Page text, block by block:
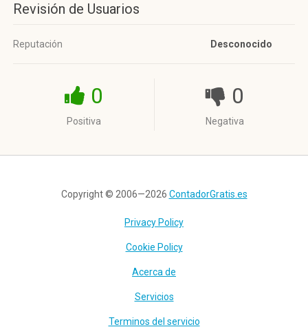
Revisión de Usuarios
Reputación Desconocido
0
Positiva
0
Negativa
Copyright © 2006—2026 ContadorGratis.es
Privacy Policy
Cookie Policy
Acerca de
Servicios
Terminos del servicio